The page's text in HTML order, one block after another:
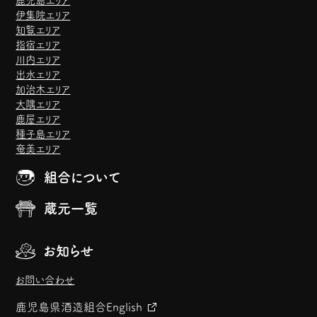
伊集院エリア
知覧エリア
指宿エリア
川内エリア
出水エリア
加治木エリア
大隅エリア
鹿屋エリア
種子島エリア
奄美エリア
組合について
蔵元一覧
お知らせ
お問い合わせ
鹿児島県酒造組合English